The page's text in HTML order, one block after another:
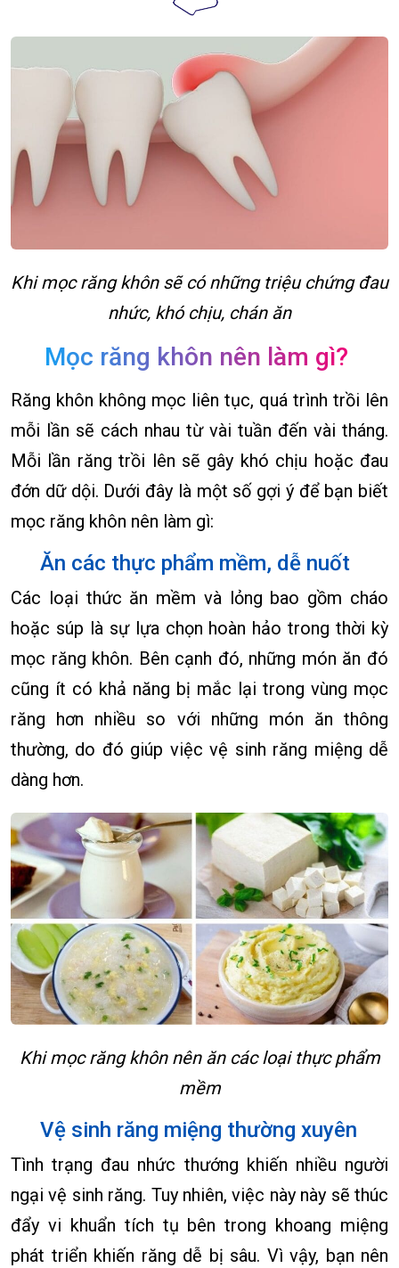
Khi mọc răng khôn sẽ có những triệu chứng đau
nhức, khó chịu, chán ăn
Mọc răng khôn nên làm gì?
Răng khôn không mọc liên tục, quá trình trồi lên
mỗi lần sẽ cách nhau từ vài tuần đến vài tháng.
Mỗi lần răng trồi lên sẽ gây khó chịu hoặc đau
đớn dữ dội. Dưới đây là một số gợi ý để bạn biết
mọc răng khôn nên làm gì:
Ăn các thực phẩm mềm, dễ nuốt
Các loại thức ăn mềm và lỏng bao gồm cháo
hoặc súp là sự lựa chọn hoàn hảo trong thời kỳ
mọc răng khôn. Bên cạnh đó, những món ăn đó
cũng ít có khả năng bị mắc lại trong vùng mọc
răng hơn nhiều so với những món ăn thông
thường, do đó giúp việc vệ sinh răng miệng dễ
dàng hơn.
Khi mọc răng khôn nên ăn các loại thực phẩm
mềm
Vệ sinh răng miệng thường xuyên
Tình trạng đau nhức thướng khiến nhiều người
ngại vệ sinh răng. Tuy nhiên, việc này này sẽ thúc
đẩy vi khuẩn tích tụ bên trong khoang miệng
phát triển khiến răng dễ bị sâu. Vì vậy, bạn nên